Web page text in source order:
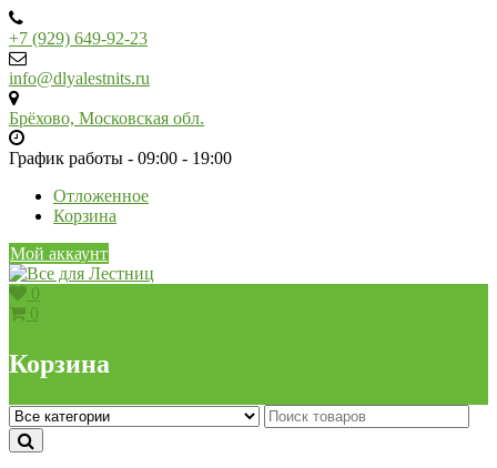
Skip
to
content
+7 (929) 649-92-23
info@dlyalestnits.ru
Брёхово, Московская обл.
График работы - 09:00 - 19:00
Отложенное
Корзина
Мой аккаунт
0
0
Корзина